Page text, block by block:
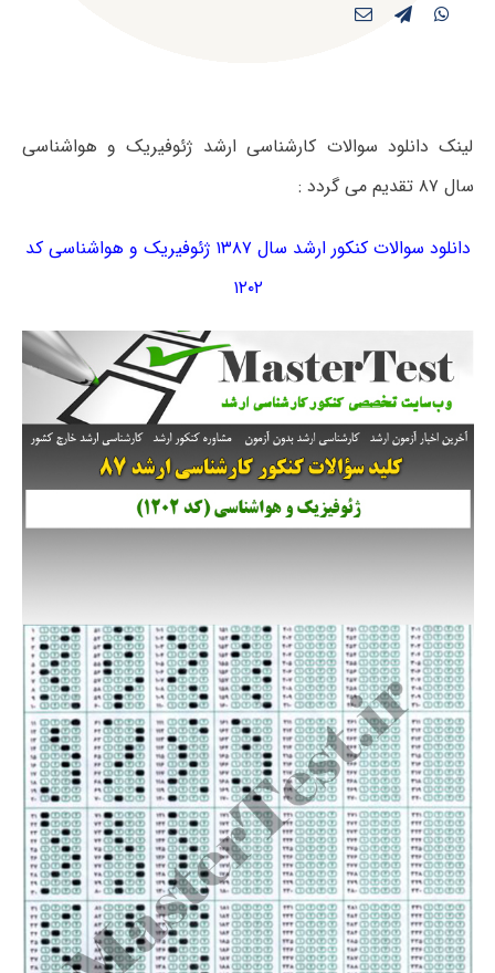
لینک دانلود سوالات کارشناسی ارشد ژئوفیریک و هواشناسی
سال ۸۷ تقدیم می گردد :
دانلود سوالات کنکور ارشد سال ۱۳۸۷ ژئوفیریک و هواشناسی کد
۱۲۰۲